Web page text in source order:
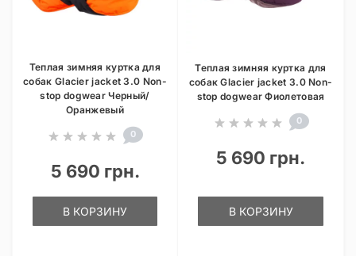
Теплая зимняя куртка для
собак Glacier jacket 3.0 Non-
stop dogwear Черный/
Оранжевый
0
5 690 грн.
В КОРЗИНУ
Теплая зимняя куртка для
собак Glacier jacket 3.0 Non-
stop dogwear Фиолетовая
0
5 690 грн.
В КОРЗИНУ